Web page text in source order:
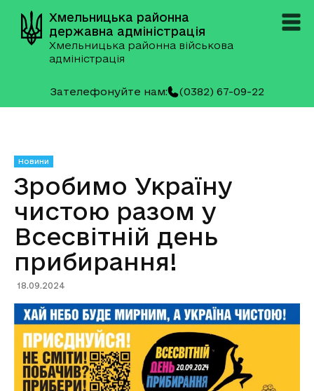
Хмельницька районна
державна адміністрація
Хмельницька районна військова
адміністрація
Зателефонуйте нам: (0382) 67-09-22
Новини
Зробимо Україну
чистою разом у
Всесвітній день
прибирання!
18.09.2024